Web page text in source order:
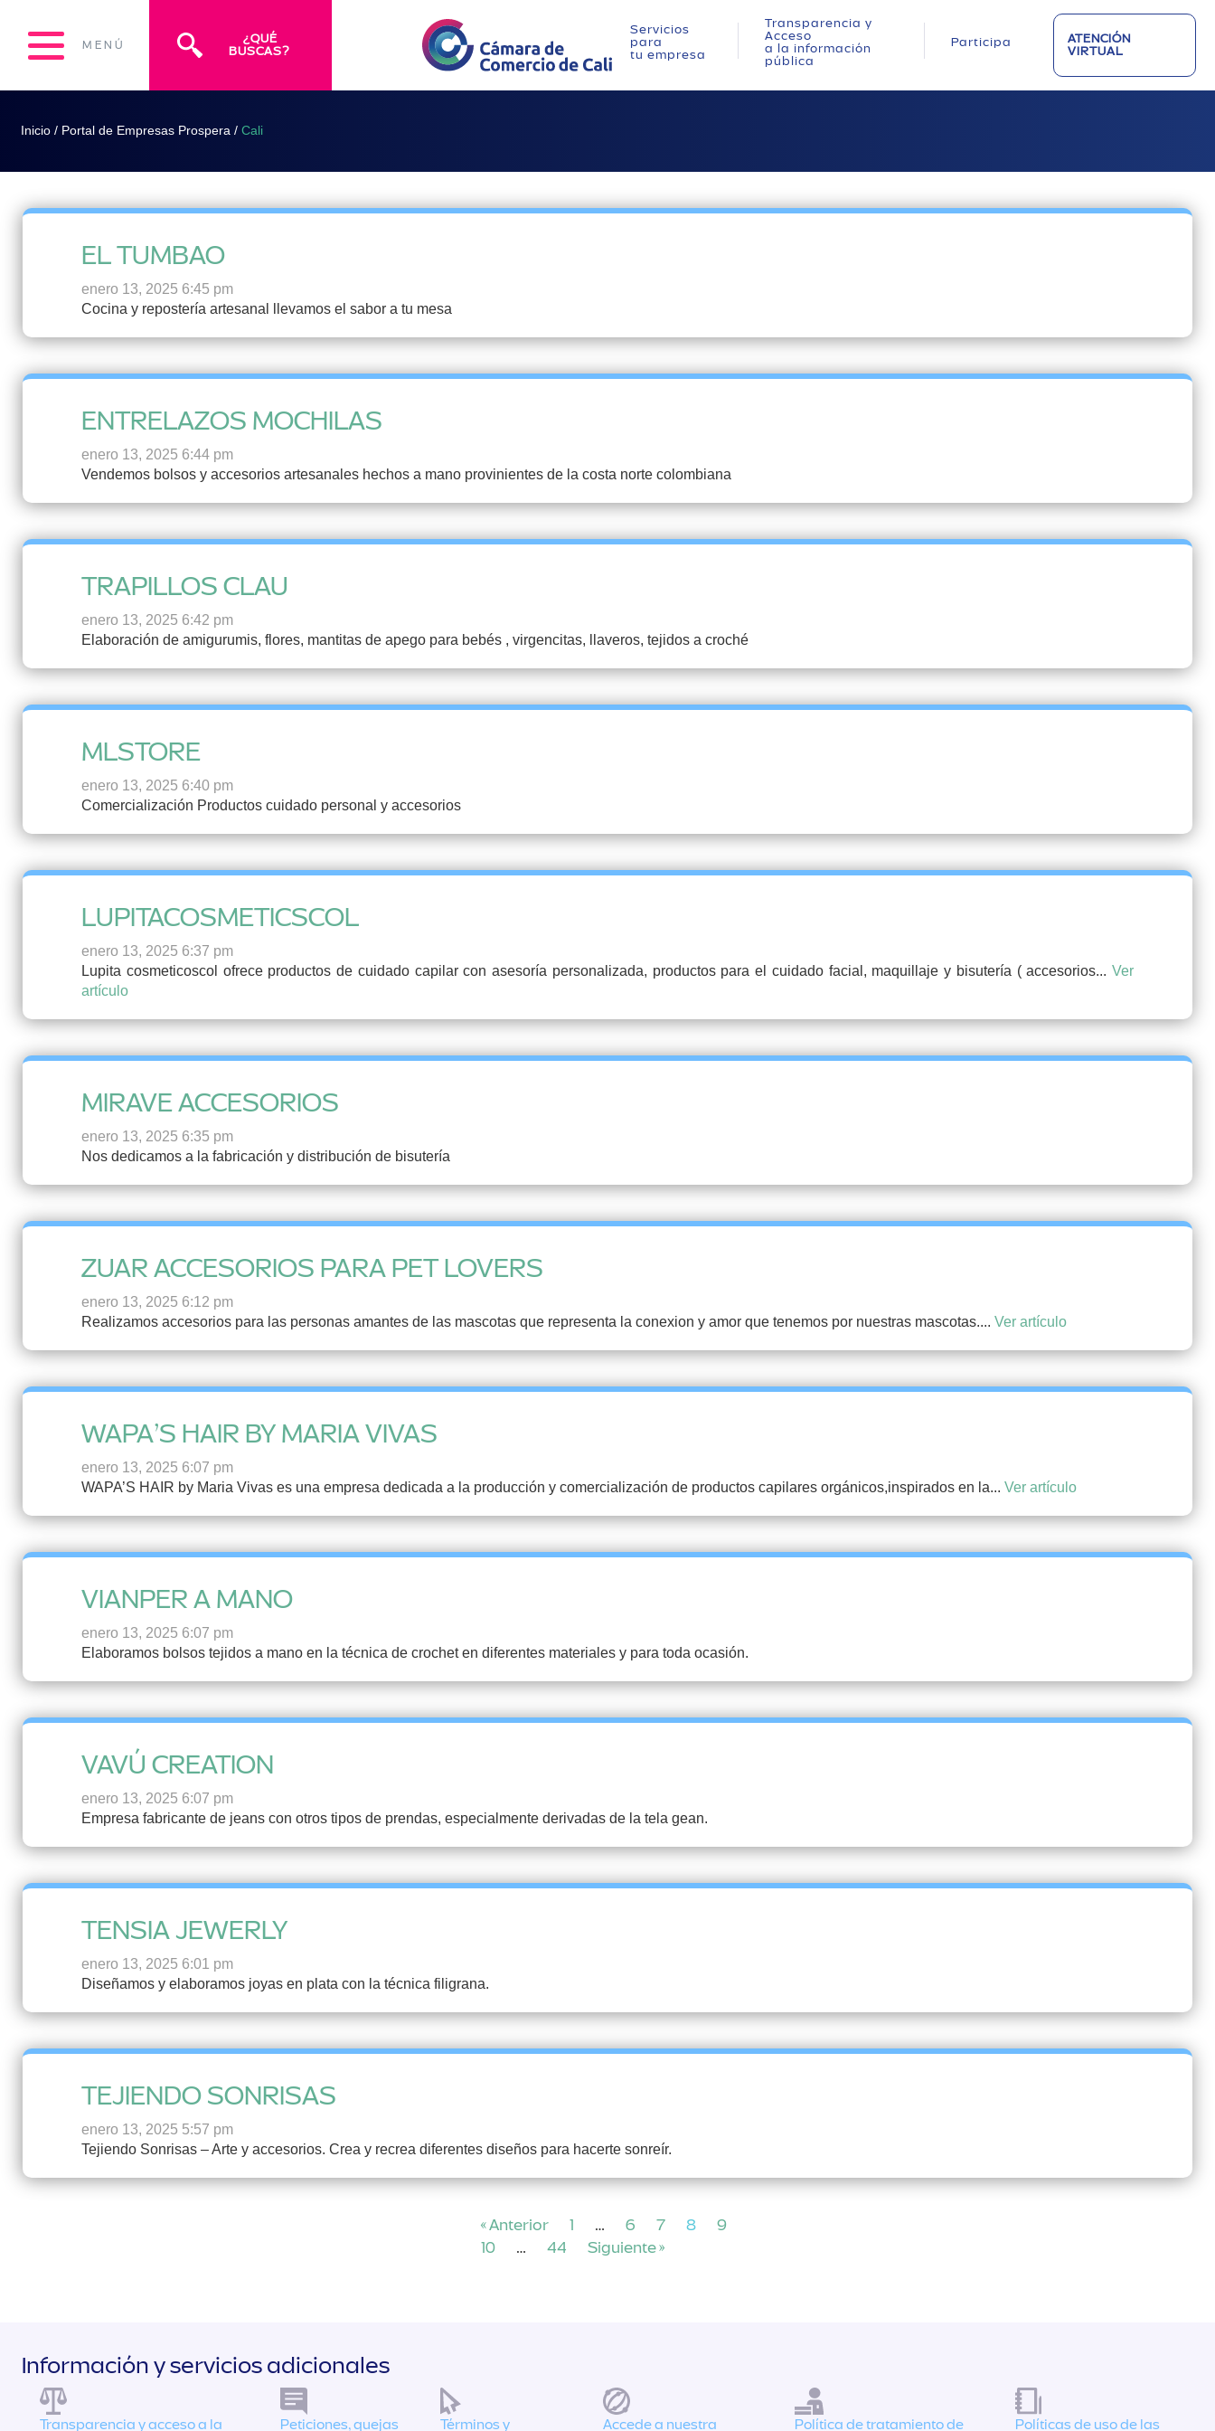
MENÚ
¿QUÉ
BUSCAS?
Servicios
para
tu empresa
Transparencia y
Acceso
a la información
pública
Participa
ATENCIÓN
VIRTUAL
Inicio / Portal de Empresas Prospera / Cali
EL TUMBAO
enero 13, 2025 6:45 pm
Cocina y repostería artesanal llevamos el sabor a tu mesa
ENTRELAZOS MOCHILAS
enero 13, 2025 6:44 pm
Vendemos bolsos y accesorios artesanales hechos a mano provinientes de la costa norte colombiana
TRAPILLOS CLAU
enero 13, 2025 6:42 pm
Elaboración de amigurumis, flores, mantitas de apego para bebés , virgencitas, llaveros, tejidos a croché
MLSTORE
enero 13, 2025 6:40 pm
Comercialización Productos cuidado personal y accesorios
LUPITACOSMETICSCOL
enero 13, 2025 6:37 pm
Lupita cosmeticoscol ofrece productos de cuidado capilar con asesoría personalizada, productos para el cuidado facial, maquillaje y bisutería ( accesorios... Ver
artículo
MIRAVE ACCESORIOS
enero 13, 2025 6:35 pm
Nos dedicamos a la fabricación y distribución de bisutería
ZUAR ACCESORIOS PARA PET LOVERS
enero 13, 2025 6:12 pm
Realizamos accesorios para las personas amantes de las mascotas que representa la conexion y amor que tenemos por nuestras mascotas.... Ver artículo
WAPA’S HAIR BY MARIA VIVAS
enero 13, 2025 6:07 pm
WAPA’S HAIR by Maria Vivas es una empresa dedicada a la producción y comercialización de productos capilares orgánicos,inspirados en la... Ver artículo
VIANPER A MANO
enero 13, 2025 6:07 pm
Elaboramos bolsos tejidos a mano en la técnica de crochet en diferentes materiales y para toda ocasión.
VAVÚ CREATION
enero 13, 2025 6:07 pm
Empresa fabricante de jeans con otros tipos de prendas, especialmente derivadas de la tela gean.
TENSIA JEWERLY
enero 13, 2025 6:01 pm
Diseñamos y elaboramos joyas en plata con la técnica filigrana.
TEJIENDO SONRISAS
enero 13, 2025 5:57 pm
Tejiendo Sonrisas – Arte y accesorios. Crea y recrea diferentes diseños para hacerte sonreír.
« Anterior 1 … 6 7 8
9
10
… 44 Siguiente »
Información y servicios adicionales
Transparencia y acceso a la Peticiones, quejas Términos y Accede a nuestra Política de tratamiento de Políticas de uso de las